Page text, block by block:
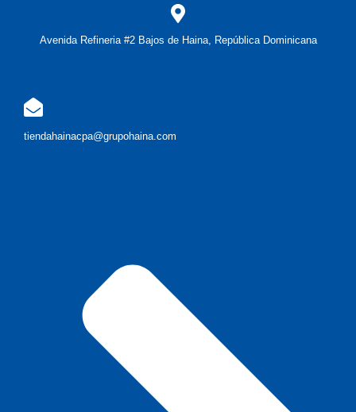
Avenida Refineria #2 Bajos de Haina, República Dominicana
tiendahainacpa@grupohaina.com